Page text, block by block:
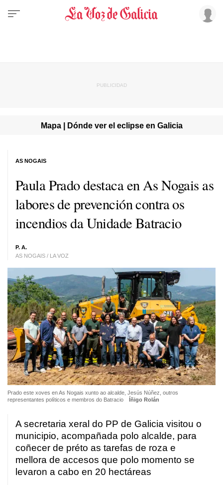
Mapa | Dónde ver el eclipse en Galicia
Paula Prado destaca en As Nogais as
labores de prevención contra os
incendios da Unidade Batracio
P. A.
AS NOGAIS / LA VOZ
AS NOGAIS
Prado este xoves en As Nogais xunto ao alcalde, Jesús Núñez, outros
representantes políticos e membros do Batracio
Íñigo Rolán
A secretaria xeral do PP de Galicia visitou o
municipio, acompañada polo alcalde, para
coñecer de préto as tarefas de roza e
mellora de accesos que polo momento se
levaron a cabo en 20 hectáreas